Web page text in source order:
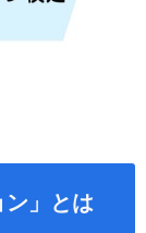
ン」とは